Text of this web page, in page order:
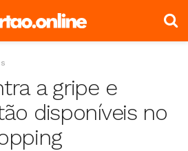
a gripe e
disponíveis no